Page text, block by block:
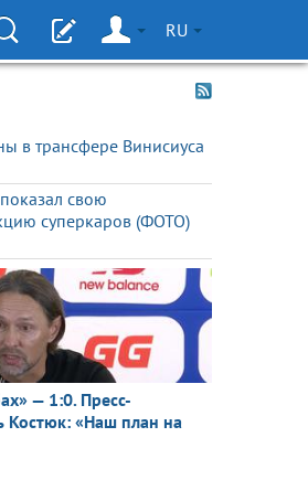
RU
в трансфере Винисиуса
свою
суперкаров (ФОТО)
— 1:0. Пресс-
Костюк: «Наш план на